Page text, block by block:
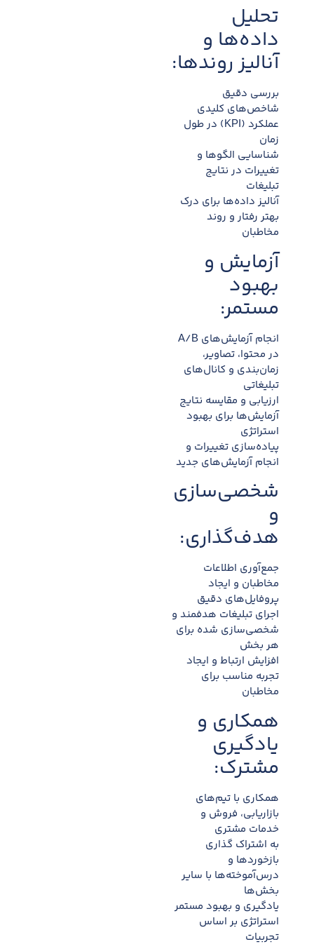
تحلیل
داده‌ها و
آنالیز روندها:
بررسی دقیق
شاخص‌های کلیدی
عملکرد (KPI) در طول
زمان
شناسایی الگوها و
تغییرات در نتایج
تبلیغات
آنالیز داده‌ها برای درک
بهتر رفتار و روند
مخاطبان
آزمایش و
بهبود
مستمر:
انجام آزمایش‌های A/B
در محتوا، تصاویر،
زمان‌بندی و کانال‌های
تبلیغاتی
ارزیابی و مقایسه نتایج
آزمایش‌ها برای بهبود
استراتژی
پیاده‌سازی تغییرات و
انجام آزمایش‌های جدید
شخصی‌سازی
و
هدف‌گذاری:
جمع‌آوری اطلاعات
مخاطبان و ایجاد
پروفایل‌های دقیق
اجرای تبلیغات هدفمند و
شخصی‌سازی شده برای
هر بخش
افزایش ارتباط و ایجاد
تجربه مناسب برای
مخاطبان
همکاری و
یادگیری
مشترک:
همکاری با تیم‌های
بازاریابی، فروش و
خدمات مشتری
به اشتراک گذاری
بازخوردها و
درس‌آموخته‌ها با سایر
بخش‌ها
یادگیری و بهبود مستمر
استراتژی بر اساس
تجربیات